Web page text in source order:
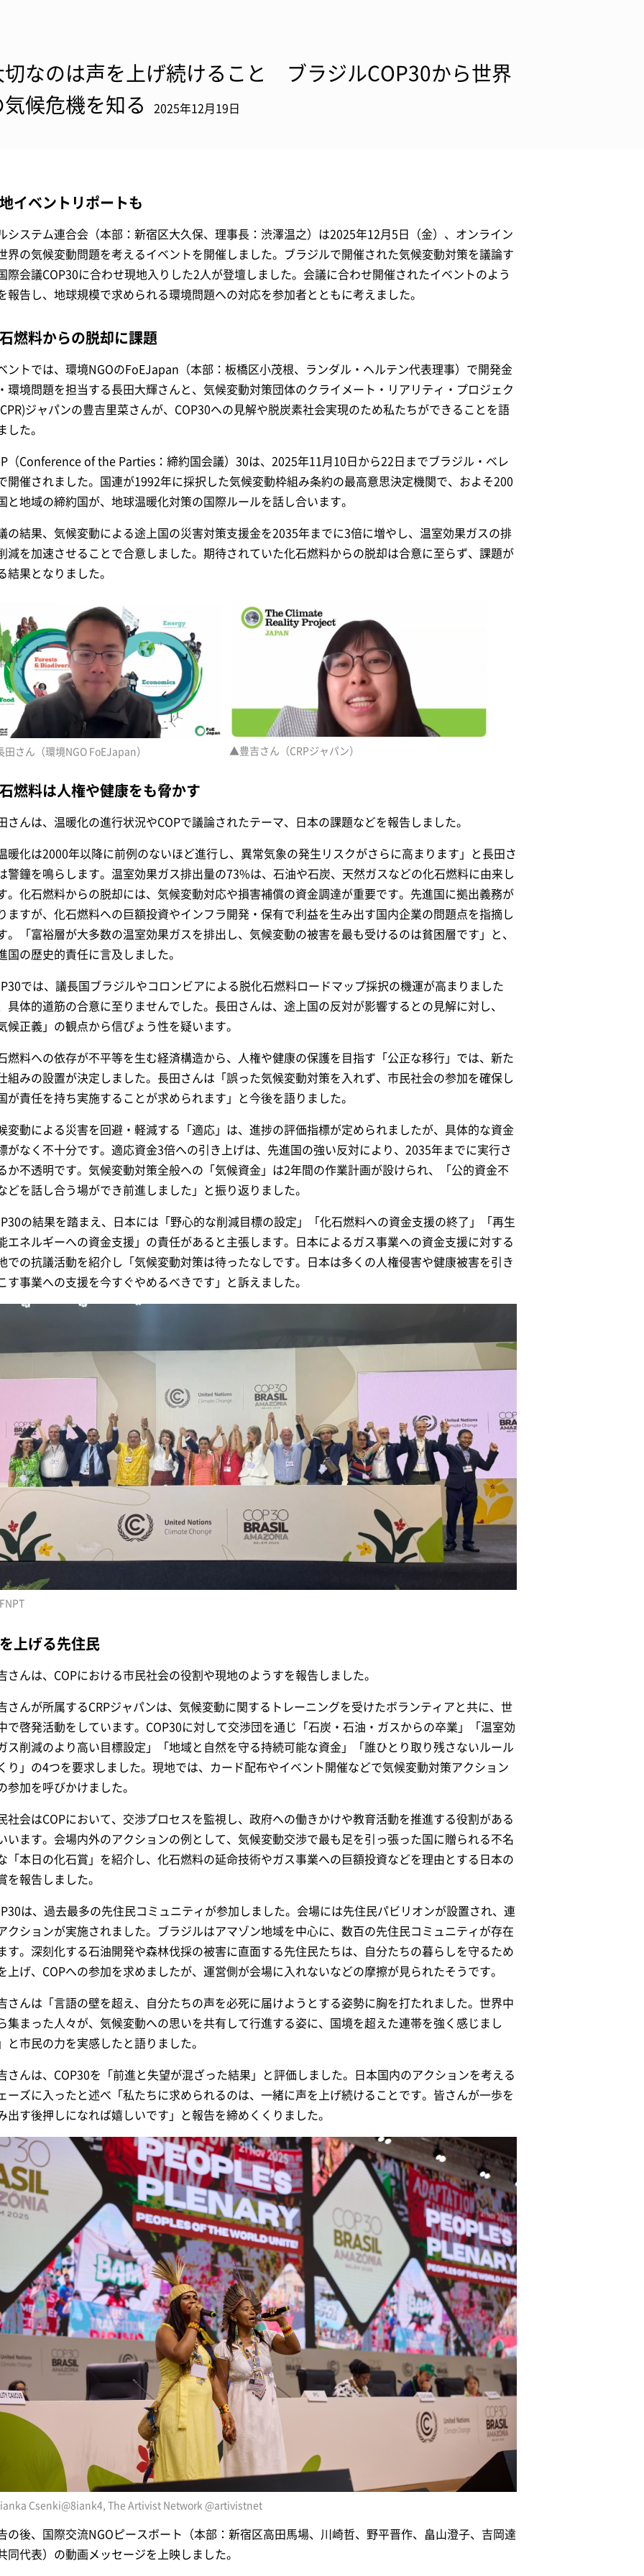
切なのは声を上げ続けること ブラジルCOP30から世界
気候危機を知る
2025年12月19日
イベントリポートも
システム連合会（本部：新宿区大久保、理事長：渋澤温之）は2025年12月5日（金）、オンライン
界の気候変動問題を考えるイベントを開催しました。ブラジルで開催された気候変動対策を議論す
際会議COP30に合わせ現地入りした2人が登壇しました。会議に合わせ開催されたイベントのよう
報告し、地球規模で求められる環境問題への対応を参加者とともに考えました。
燃料からの脱却に課題
ントでは、環境NGOのFoEJapan（本部：板橋区小茂根、ランダル・ヘルテン代表理事）で開発金
環境問題を担当する長田大輝さんと、気候変動対策団体のクライメート・リアリティ・プロジェク
ジャパンの豊吉里菜さんが、COP30への見解や脱炭素社会実現のため私たちができることを語
した。
（Conference of the Parties：締約国会議）30は、2025年11月10日から22日までブラジル・ベレ
開催されました。国連が1992年に採択した気候変動枠組み条約の最高意思決定機関で、およそ200
と地域の締約国が、地球温暖化対策の国際ルールを話し合います。
の結果、気候変動による途上国の災害対策支援金を2035年までに3倍に増やし、温室効果ガスの排
減を加速させることで合意しました。期待されていた化石燃料からの脱却は合意に至らず、課題が
結果となりました。
さん（環境NGO FoEJapan） ▲豊吉さん（CRPジャパン）
燃料は人権や健康をも脅かす
さんは、温暖化の進行状況やCOPで議論されたテーマ、日本の課題などを報告しました。
暖化は2000年以降に前例のないほど進行し、異常気象の発生リスクがさらに高まります」と長田さ
警鐘を鳴らします。温室効果ガス排出量の73%は、石油や石炭、天然ガスなどの化石燃料に由来し
。化石燃料からの脱却には、気候変動対応や損害補償の資金調達が重要です。先進国に拠出義務が
ますが、化石燃料への巨額投資やインフラ開発・保有で利益を生み出す国内企業の問題点を指摘し
。「富裕層が大多数の温室効果ガスを排出し、気候変動の被害を最も受けるのは貧困層です」と、
国の歴史的責任に言及しました。
では、議長国ブラジルやコロンビアによる脱化石燃料ロードマップ採択の機運が高まりました
具体的道筋の合意に至りませんでした。長田さんは、途上国の反対が影響するとの見解に対し、
候正義」の観点から信ぴょう性を疑います。
燃料への依存が不平等を生む経済構造から、人権や健康の保護を目指す「公正な移行」では、新た
組みの設置が決定しました。長田さんは「誤った気候変動対策を入れず、市民社会の参加を確保し
が責任を持ち実施することが求められます」と今後を語りました。
変動による災害を回避・軽減する「適応」は、進捗の評価指標が定められましたが、具体的な資金
がなく不十分です。適応資金3倍への引き上げは、先進国の強い反対により、2035年までに実行さ
か不透明です。気候変動対策全般への「気候資金」は2年間の作業計画が設けられ、「公的資金不
どを話し合う場ができ前進しました」と振り返りました。
の結果を踏まえ、日本には「野心的な削減目標の設定」「化石燃料への資金支援の終了」「再生
エネルギーへの資金支援」の責任があると主張します。日本によるガス事業への資金支援に対する
での抗議活動を紹介し「気候変動対策は待ったなしです。日本は多くの人権侵害や健康被害を引き
す事業への支援を今すぐやめるべきです」と訴えました。
上げる先住民
さんは、COPにおける市民社会の役割や現地のようすを報告しました。
さんが所属するCRPジャパンは、気候変動に関するトレーニングを受けたボランティアと共に、世
で啓発活動をしています。COP30に対して交渉団を通じ「石炭・石油・ガスからの卒業」「温室効
ス削減のより高い目標設定」「地域と自然を守る持続可能な資金」「誰ひとり取り残さないルール
り」の4つを要求しました。現地では、カード配布やイベント開催などで気候変動対策アクション
参加を呼びかけました。
社会はCOPにおいて、交渉プロセスを監視し、政府への働きかけや教育活動を推進する役割がある
います。会場内外のアクションの例として、気候変動交渉で最も足を引っ張った国に贈られる不名
「本日の化石賞」を紹介し、化石燃料の延命技術やガス事業への巨額投資などを理由とする日本の
を報告しました。
は、過去最多の先住民コミュニティが参加しました。会場には先住民パビリオンが設置され、連
クションが実施されました。ブラジルはアマゾン地域を中心に、数百の先住民コミュニティが存在
す。深刻化する石油開発や森林伐採の被害に直面する先住民たちは、自分たちの暮らしを守るため
上げ、COPへの参加を求めましたが、運営側が会場に入れないなどの摩擦が見られたそうです。
さんは「言語の壁を超え、自分たちの声を必死に届けようとする姿勢に胸を打たれました。世界中
集まった人々が、気候変動への思いを共有して行進する姿に、国境を超えた連帯を強く感じまし
と市民の力を実感したと語りました。
さんは、COP30を「前進と失望が混ざった結果」と評価しました。日本国内のアクションを考える
ーズに入ったと述べ「私たちに求められるのは、一緒に声を上げ続けることです。皆さんが一歩を
出す後押しになれば嬉しいです」と報告を締めくくりました。
Csenki@8iank4, The Artivist Network @artivistnet
の後、国際交流NGOピースボート（本部：新宿区高田馬場、川崎哲、野平晋作、畠山澄子、吉岡達
同代表）の動画メッセージを上映しました。